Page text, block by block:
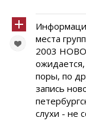
места
2003
поры, по
запись
слухи - не